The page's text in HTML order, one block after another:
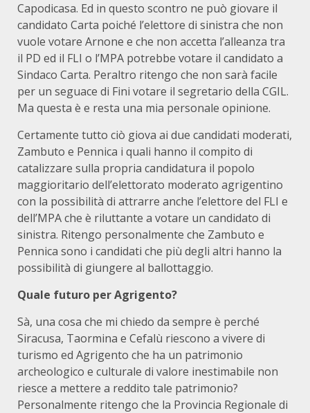
Capodicasa. Ed in questo scontro ne può giovare il
candidato Carta poiché l’elettore di sinistra che non
vuole votare Arnone e che non accetta l’alleanza tra
il PD ed il FLI o l’MPA potrebbe votare il candidato a
Sindaco Carta. Peraltro ritengo che non sarà facile
per un seguace di Fini votare il segretario della CGIL.
Ma questa è e resta una mia personale opinione.
Certamente tutto ciò giova ai due candidati moderati,
Zambuto e Pennica i quali hanno il compito di
catalizzare sulla propria candidatura il popolo
maggioritario dell’elettorato moderato agrigentino
con la possibilità di attrarre anche l’elettore del FLI e
dell’MPA che è riluttante a votare un candidato di
sinistra. Ritengo personalmente che Zambuto e
Pennica sono i candidati che più degli altri hanno la
possibilità di giungere al ballottaggio.
Quale futuro per Agrigento?
Sà, una cosa che mi chiedo da sempre è perché
Siracusa, Taormina e Cefalù riescono a vivere di
turismo ed Agrigento che ha un patrimonio
archeologico e culturale di valore inestimabile non
riesce a mettere a reddito tale patrimonio?
Personalmente ritengo che la Provincia Regionale di